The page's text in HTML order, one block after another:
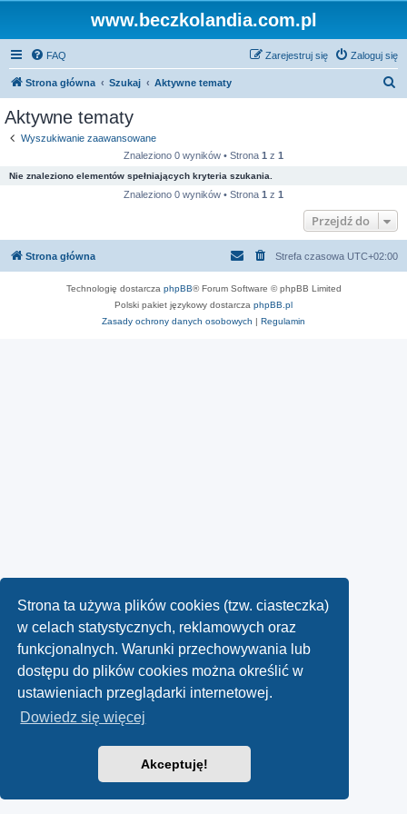
Strona ta używa plików cookies (tzw. ciasteczka)
w celach statystycznych, reklamowych oraz
funkcjonalnych. Warunki przechowywania lub
dostępu do plików cookies można określić w
ustawieniach przeglądarki internetowej.
Dowiedz się więcej
Akceptuję!
www.beczkolandia.com.pl
FAQ Zaloguj się
Zarejestruj się
Strona główna Szukaj Aktywne tematy
Aktywne tematy
Wyszukiwanie zaawansowane
Znaleziono 0 wyników • Strona 1 z 1
Nie znaleziono elementów spełniających kryteria szukania.
Znaleziono 0 wyników • Strona 1 z 1
Przejdź do
Strona główna Strefa czasowa UTC+02:00
Technologię dostarcza phpBB® Forum Software © phpBB Limited
Polski pakiet językowy dostarcza phpBB.pl
Zasady ochrony danych osobowych | Regulamin